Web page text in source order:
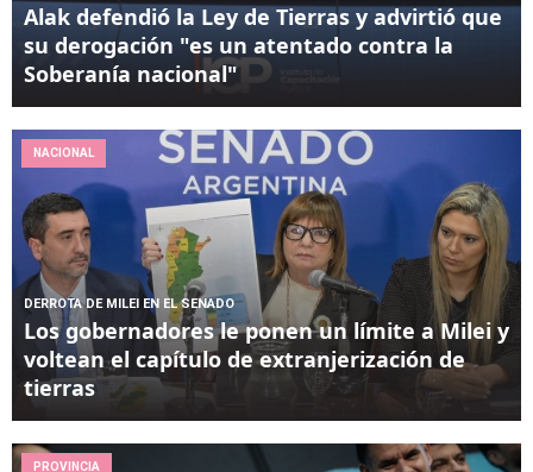
Alak defendió la Ley de Tierras y advirtió que
su derogación "es un atentado contra la
Soberanía nacional"
NACIONAL
DERROTA DE MILEI EN EL SENADO
Los gobernadores le ponen un límite a Milei y
voltean el capítulo de extranjerización de
tierras
PROVINCIA